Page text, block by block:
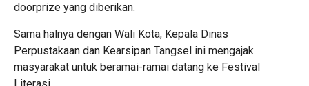
doorprize yang diberikan.
Sama halnya dengan Wali Kota, Kepala Dinas
Perpustakaan dan Kearsipan Tangsel ini mengajak
masyarakat untuk beramai-ramai datang ke Festival